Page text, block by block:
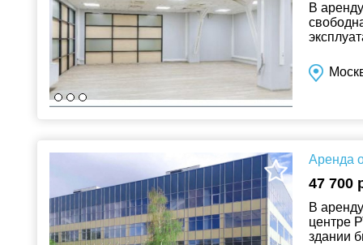
В
Аренда
47 700
В
центре
здании